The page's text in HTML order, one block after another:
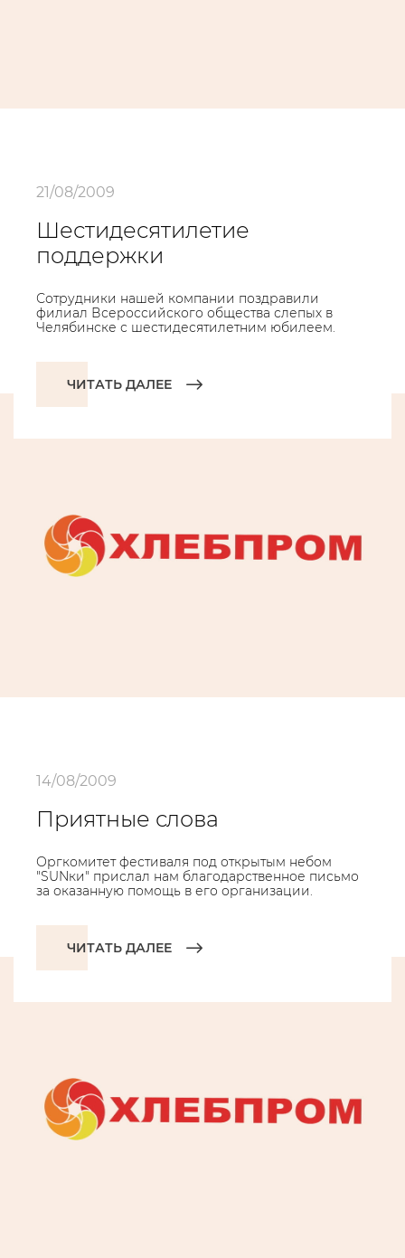
21/08/2009
Шестидесятилетие
поддержки
Сотрудники нашей компании поздравили
филиал Всероссийского общества слепых в
Челябинске с шестидесятилетним юбилеем.
ЧИТАТЬ ДАЛЕЕ
14/08/2009
Приятные слова
Оргкомитет фестиваля под открытым небом
"SUNки" прислал нам благодарственное письмо
за оказанную помощь в его организации.
ЧИТАТЬ ДАЛЕЕ